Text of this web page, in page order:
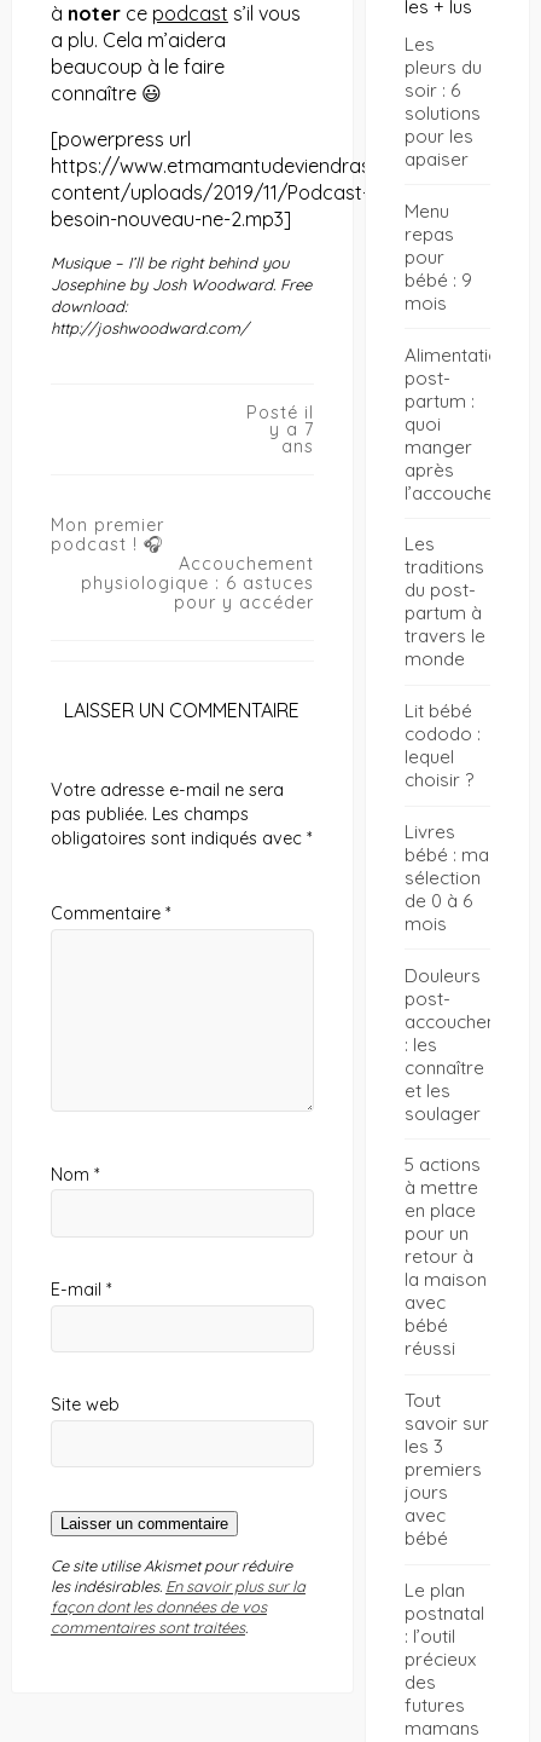
à noterce podcast s’il vous
a plu. Cela m’aidera
beaucoup à le faire
connaître 😃
[powerpress url
https://www.etmamantudeviendras.com/site/wp-
content/uploads/2019/11/Podcast-
besoin-nouveau-ne-2.mp3]
Musique – I’ll be right behind you
Josephine by Josh Woodward. Free
download:
http://joshwoodward.com/
Posté il
y a 7
ans
Navigation
de
l’article
Mon premier
podcast ! 🎧
Accouchement
physiologique : 6 astuces
pour y accéder
LAISSER UN COMMENTAIRE
Votre adresse e-mail ne sera
pas publiée. Les champs
obligatoires sont indiqués avec *
Commentaire *
Nom *
E-mail *
Site web
Ce site utilise Akismet pour réduire
les indésirables. En savoir plus sur la
façon dont les données de vos
commentaires sont traitées.
les + lus
Les
pleurs du
soir : 6
solutions
pour les
apaiser
Menu
repas
pour
bébé : 9
mois
Alimentation
post-
partum :
quoi
manger
après
Les
traditions
du post-
partum à
travers le
monde
Lit bébé
cododo :
lequel
choisir ?
Livres
bébé : ma
sélection
de 0 à 6
mois
Douleurs
post-
accouchement
: les
connaître
et les
soulager
5 actions
à mettre
en place
pour un
retour à
la maison
avec
bébé
réussi
Tout
savoir sur
les 3
premiers
jours
avec
bébé
Le plan
postnatal
: l’outil
précieux
des
futures
mamans